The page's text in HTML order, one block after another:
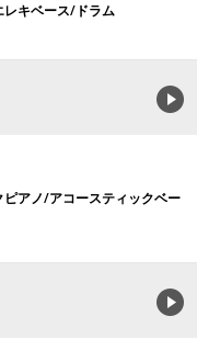
キベース/ドラム
アノ/アコースティックベー